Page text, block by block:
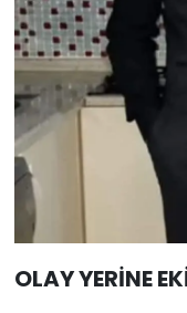
OLAY YERİNE